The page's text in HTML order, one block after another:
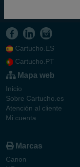
Cartucho.ES
Cartucho.PT
Mapa web
Inicio
Sobre Cartucho.es
Atención al cliente
Mi cuenta
Marcas
Canon